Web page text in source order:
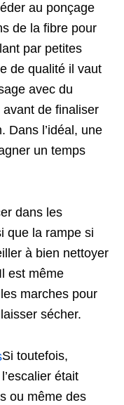
au ponçage
de la fibre pour
par petites
de qualité il vaut
avec du
de finaliser
Dans l’idéal, une
un temps
dans les
que la rampe si
à bien nettoyer
est même
marches pour
sécher.
Si toutefois,
l’escalier était
ou même des